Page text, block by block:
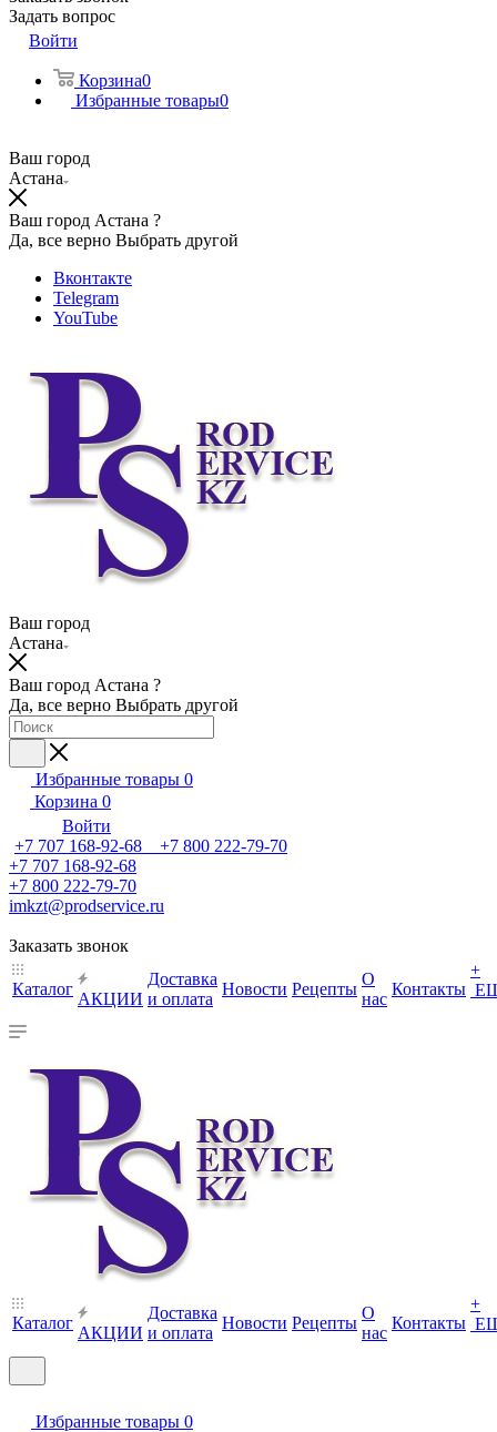
Задать вопрос
Войти
Корзина0
Избранные товары0
Ваш город
Астана
Ваш город Астана ?
Да, все верно Выбрать другой
Вконтакте
Telegram
YouTube
Ваш город
Астана
Ваш город Астана ?
Да, все верно Выбрать другой
Избранные товары 0
Корзина 0
Войти
+7 707 168-92-68 +7 800 222-79-70
+7 707 168-92-68
+7 800 222-79-70
imkzt@prodservice.ru
Заказать звонок
Каталог
АКЦИИ
Доставка
и оплата
Новости Рецепты
О
нас
Контакты
+
Каталог
АКЦИИ
Доставка
и оплата
Новости Рецепты
О
нас
Контакты
+
Избранные товары 0